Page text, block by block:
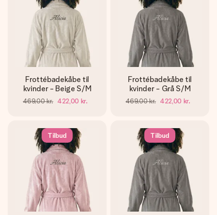
Frottébadekåbe til
kvinder - Beige S/M
469,00 kr. 422,00 kr.
Frottébadekåbe til
kvinder - Grå S/M
469,00 kr. 422,00 kr.
Tilbud Tilbud